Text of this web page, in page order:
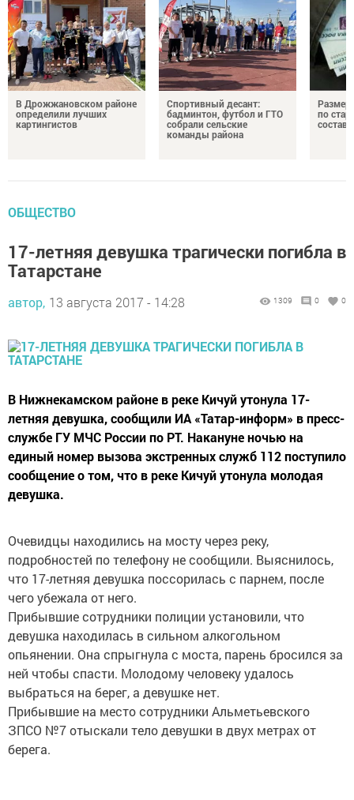
В Дрожжановском районе
определили лучших
картингистов
Спортивный десант:
бадминтон, футбол и ГТО
собрали сельские
команды района
Размер
по
ОБЩЕСТВО
17-летняя девушка трагически погибла в
Татарстане
автор, 13 августа 2017 - 14:28 1309 0 0
В Нижнекамском районе в реке Кичуй утонула 17-
летняя девушка, сообщили ИА «Татар-информ» в пресс-
службе ГУ МЧС России по РТ. Накануне ночью на
единый номер вызова экстренных служб 112 поступило
сообщение о том, что в реке Кичуй утонула молодая
девушка.
Очевидцы находились на мосту через реку,
подробностей по телефону не сообщили. Выяснилось,
что 17-летняя девушка поссорилась с парнем, после
чего убежала от него.
Прибывшие сотрудники полиции установили, что
девушка находилась в сильном алкогольном
опьянении. Она спрыгнула с моста, парень бросился за
ней чтобы спасти. Молодому человеку удалось
выбраться на берег, а девушке нет.
Прибывшие на место сотрудники Альметьевского
ЗПСО №7 отыскали тело девушки в двух метрах от
берега.